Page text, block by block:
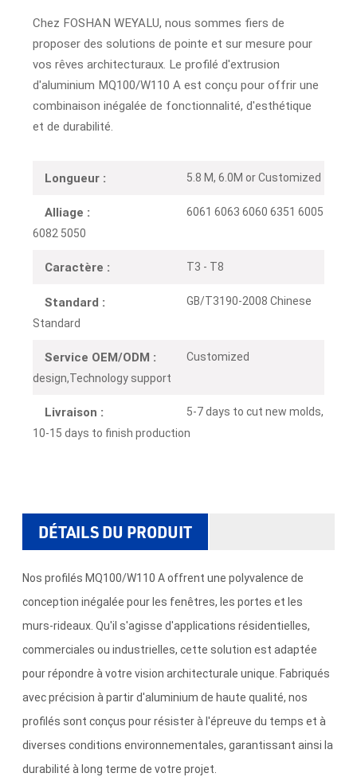
Chez FOSHAN WEYALU, nous sommes fiers de
proposer des solutions de pointe et sur mesure pour
vos rêves architecturaux. Le profilé d'extrusion
d'aluminium MQ100/W110 A est conçu pour offrir une
combinaison inégalée de fonctionnalité, d'esthétique
et de durabilité.
Longueur : 5.8 M, 6.0M or Customized
Alliage :
6061 6063 6060 6351 6005
6082 5050
Caractère : T3 - T8
Standard :
GB/T3190-2008 Chinese
Standard
Service OEM/ODM :
Customized
design,Technology support
Livraison :
5-7 days to cut new molds,
10-15 days to finish production
DÉTAILS DU PRODUIT
Nos profilés MQ100/W110 A offrent une polyvalence de
conception inégalée pour les fenêtres, les portes et les
murs-rideaux. Qu'il s'agisse d'applications résidentielles,
commerciales ou industrielles, cette solution est adaptée
pour répondre à votre vision architecturale unique. Fabriqués
avec précision à partir d'aluminium de haute qualité, nos
profilés sont conçus pour résister à l'épreuve du temps et à
diverses conditions environnementales, garantissant ainsi la
durabilité à long terme de votre projet.